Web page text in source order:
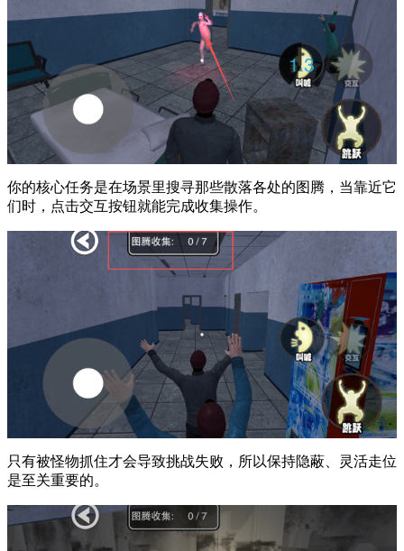
你的核心任务是在场景里搜寻那些散落各处的图腾，当靠近它
们时，点击交互按钮就能完成收集操作。
只有被怪物抓住才会导致挑战失败，所以保持隐蔽、灵活走位
是至关重要的。